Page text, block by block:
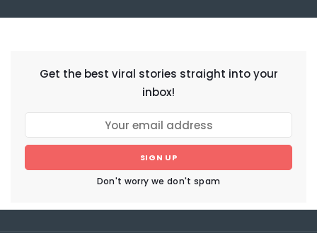
Get the best viral stories straight into your
inbox!
SIGN UP
Don't worry we don't spam